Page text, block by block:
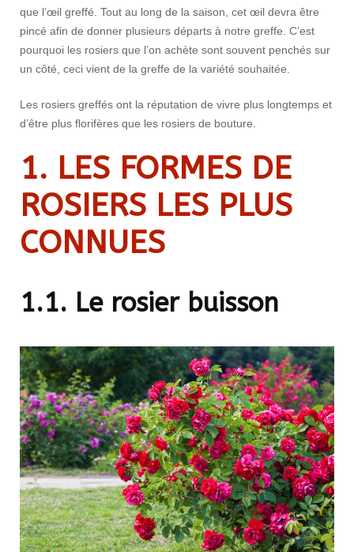
que l’œil greffé. Tout au long de la saison, cet œil devra être
pincé afin de donner plusieurs départs à notre greffe. C’est
pourquoi les rosiers que l’on achète sont souvent penchés sur
un côté, ceci vient de la greffe de la variété souhaitée.
Les rosiers greffés ont la réputation de vivre plus longtemps et
d’être plus florifères que les rosiers de bouture.
1. LES FORMES DE
ROSIERS LES PLUS
CONNUES
1.1. Le rosier buisson